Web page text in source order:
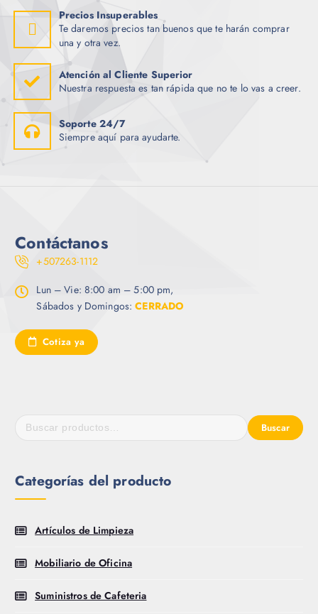
Precios Insuperables
Te daremos precios tan buenos que te harán comprar
una y otra vez.
Atención al Cliente Superior
Nuestra respuesta es tan rápida que no te lo vas a creer.
Soporte 24/7
Siempre aquí para ayudarte.
Contáctanos
+507263-1112
Lun – Vie: 8:00 am – 5:00 pm,
Sábados y Domingos:CERRADO
Cotiza ya
Buscar
Categorías del producto
Artículos de Limpieza
Mobiliario de Oficina
Suministros de Cafeteria